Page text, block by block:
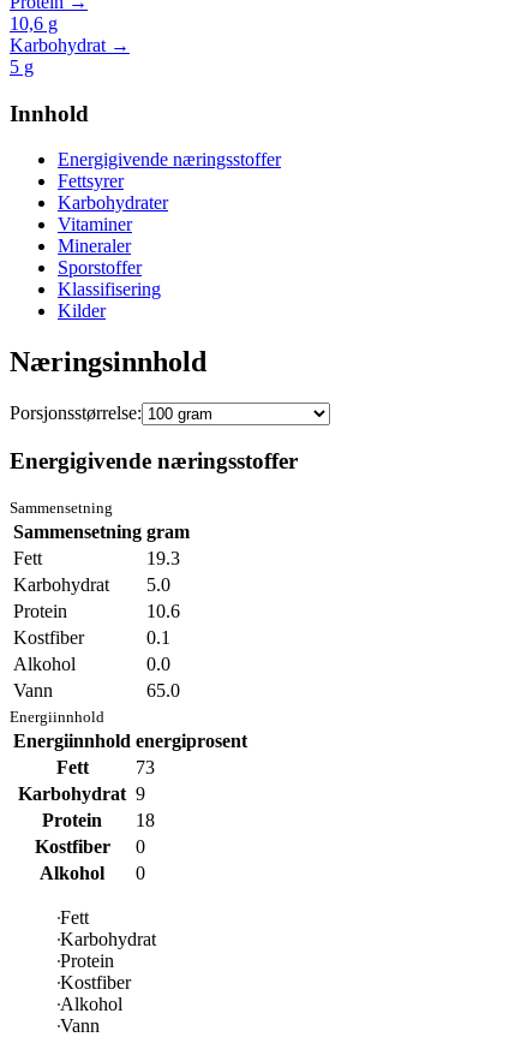
10,6 g
Karbohydrat →
5 g
Innhold
Energigivende næringsstoffer
Fettsyrer
Karbohydrater
Vitaminer
Mineraler
Sporstoffer
Klassifisering
Kilder
Næringsinnhold
Porsjonsstørrelse:
Energigivende næringsstoffer
Sammensetning
Sammensetning gram
Fett
19.3
Karbohydrat
5.0
Protein
10.6
Kostfiber
0.1
Alkohol
0.0
Vann
65.0
Energiinnhold
Energiinnhold energiprosent
Fett
73
Karbohydrat 9
Protein
18
Kostfiber
0
Alkohol
0
Fett
Karbohydrat
Protein
Kostfiber
Alkohol
Vann